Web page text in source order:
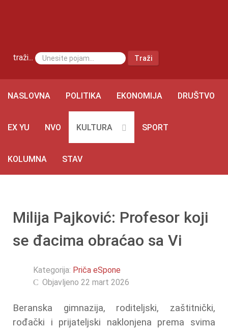
traži... Traži
NASLOVNA POLITIKA EKONOMIJA DRUŠTVO
EX YU NVO KULTURA SPORT
KOLUMNA STAV
Milija Pajković: Profesor koji
se đacima obraćao sa Vi
Kategorija: Priča eSpone
Objavljeno 22 mart 2026
Beranska gimnazija, roditeljski, zaštitnički,
rođački i prijateljski naklonjena prema svima